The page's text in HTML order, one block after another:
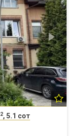
2, 5.1 сот